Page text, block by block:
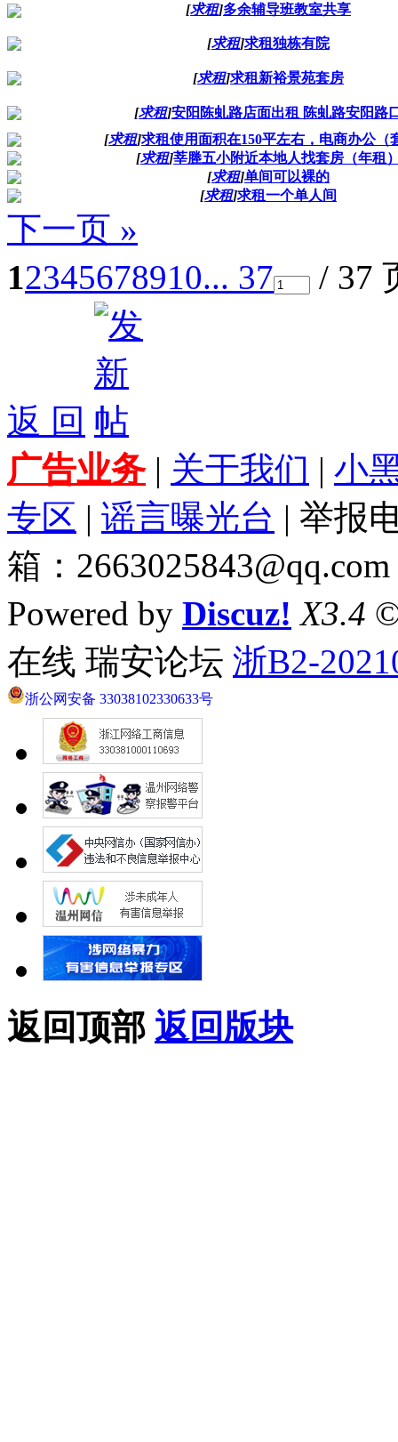
[求租]多余辅导班教室共享
[求租]求租独栋有院
[求租]求租新裕景苑套房
[求租]安阳陈虬路店面出租 陈虬路安阳路
[求租]求租使用面积在150平左右，电商办公（
[求租]莘塍五小附近本地人找套房（年租
[求租]单间可以裸的
[求租]求租一个单人间
下一页 »
12345678910... 37 / 37
返 回
广告业务| 关于我们 | 小
专区 | 谣言曝光台 | 举报
箱：2663025843@qq.com
Powered by Discuz! X3.4
在线 瑞安论坛 浙B2-
浙公网安备 33038102330633号
返回顶部 返回版块